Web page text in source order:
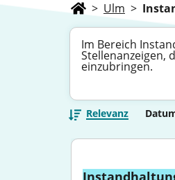
> Ulm >
Im Bereich
Stellenanzeigen,
einzubringen.
Relevanz